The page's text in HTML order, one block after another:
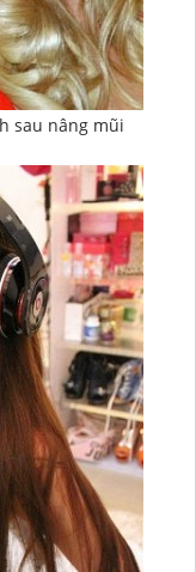
sau nâng mũi